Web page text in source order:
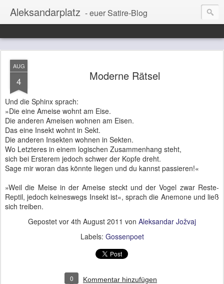
Aleksandarplatz - euer Satire-Blog
AUG
4 Moderne Rätsel
Und die Sphinx sprach:
»Die eine Ameise wohnt am Eise.
Die anderen Ameisen wohnen am Eisen.
Das eine Insekt wohnt in Sekt.
Die anderen Insekten wohnen in Sekten.
Wo Letzteres in einem logischen Zusammenhang steht,
sich bei Ersterem jedoch schwer der Kopfe dreht.
Sage mir woran das könnte liegen und du kannst passieren!«
»Weil die Meise in der Ameise steckt und der Vogel zwar Reste-
Reptil, jedoch keineswegs Insekt ist«, sprach die Anemone und ließ
sich treiben.
Gepostet vor 4th August 2011 von Aleksandar Jožvaj
Labels: Gossenpoet
0 Kommentar hinzufügen